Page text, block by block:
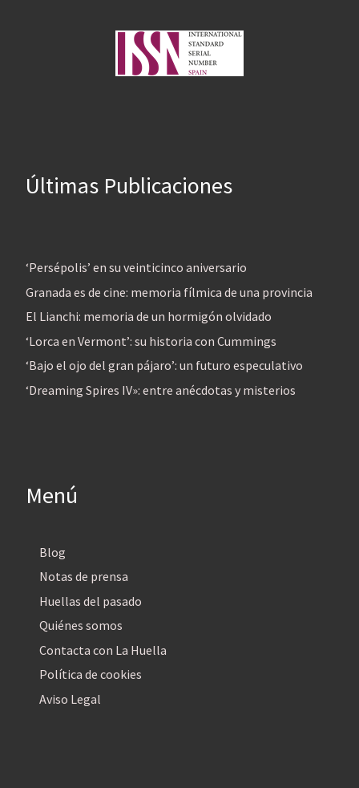
Últimas Publicaciones
‘Persépolis’ en su veinticinco aniversario
Granada es de cine: memoria fílmica de una provincia
El Lianchi: memoria de un hormigón olvidado
‘Lorca en Vermont’: su historia con Cummings
‘Bajo el ojo del gran pájaro’: un futuro especulativo
‘Dreaming Spires IV»: entre anécdotas y misterios
Menú
Blog
Notas de prensa
Huellas del pasado
Quiénes somos
Contacta con La Huella
Política de cookies
Aviso Legal